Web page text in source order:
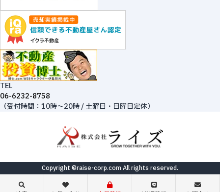
TEL
06-6232-8758
（受付時間：10時～20時 / 土曜日・日曜日定休）
Copyright ©raise-corp.com All rights reserved.